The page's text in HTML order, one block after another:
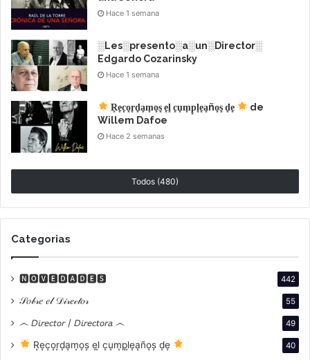
Puán
, una coproducción con Italia, Alemania, Francia y
Brasil que narra la historia de un profesor
universitario que enfrenta una crisis personal y
profesional.
También se alzó con elPremio Horizontes Latinos El
castillo,
Hace 1 semana
░Les░presento░a░un░Director░
Edgardo Cozarinsky
Hace 1 semana
R͙e͙c͙o͙r͙d͙a͙m͙o͙s͙ e͙l͙ c͙u͙m͙p͙l͙e͙a͙ño͙s͙ d͙e͙
de
Willem Dafoe
Hace 2 semanas
Todos (480)
Categorias
🅽🅾🆅🅴🅳🅰🅳🅴🆂 442
𝒮𝑜𝒷𝓇𝑒 𝑒𝓁 𝒟𝒾𝓇𝑒𝒸𝓉𝑜𝓇 55
෴ 𝘋𝘪𝘳𝘦𝘤𝘵𝘰𝘳 / 𝘋𝘪𝘳𝘦𝘤𝘵𝘰𝘳𝘢 ෴ 49
R͙e͙c͙o͙r͙d͙a͙m͙o͙s͙ e͙l͙ c͙u͙m͙p͙l͙e͙a͙ño͙s͙ d͙e͙ 40